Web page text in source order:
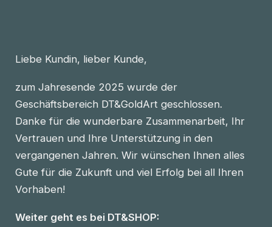
Liebe Kundin, lieber Kunde,
zum Jahresende 2025 wurde der
Geschäftsbereich DT&GoldArt geschlossen.
Danke für die wunderbare Zusammenarbeit, Ihr
Vertrauen und Ihre Unterstützung in den
vergangenen Jahren. Wir wünschen Ihnen alles
Gute für die Zukunft und viel Erfolg bei all Ihren
Vorhaben!
Weiter geht es bei DT&SHOP: